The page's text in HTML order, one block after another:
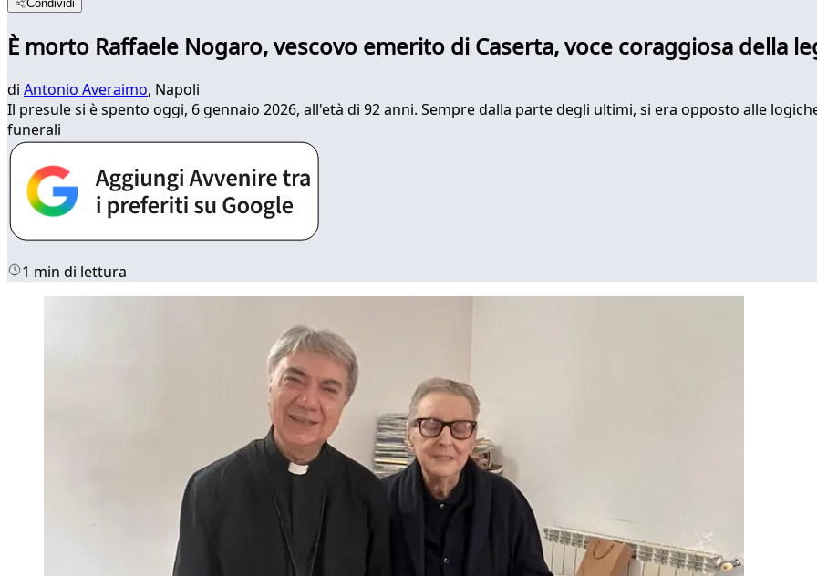
Condividi
È morto Raffaele Nogaro, vescovo emerito di Caserta, voce coraggiosa della
di Antonio Averaimo, Napoli
Il presule si è spento oggi, 6 gennaio 2026, all'età di 92 anni. Sempre dalla parte degli ultimi, si era opposto alle
funerali
1 min di lettura